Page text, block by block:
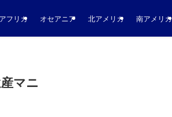
アフリカ オセアニア 北アメリカ 南アメリカ
マニ